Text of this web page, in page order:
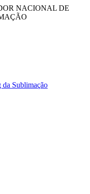
NACIONAL DE